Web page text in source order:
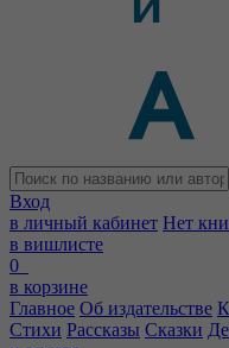
Вход
в личный кабинет Нет
в вишлисте
0
в корзине
Главное Об издательстве
Стихи Рассказы Сказки